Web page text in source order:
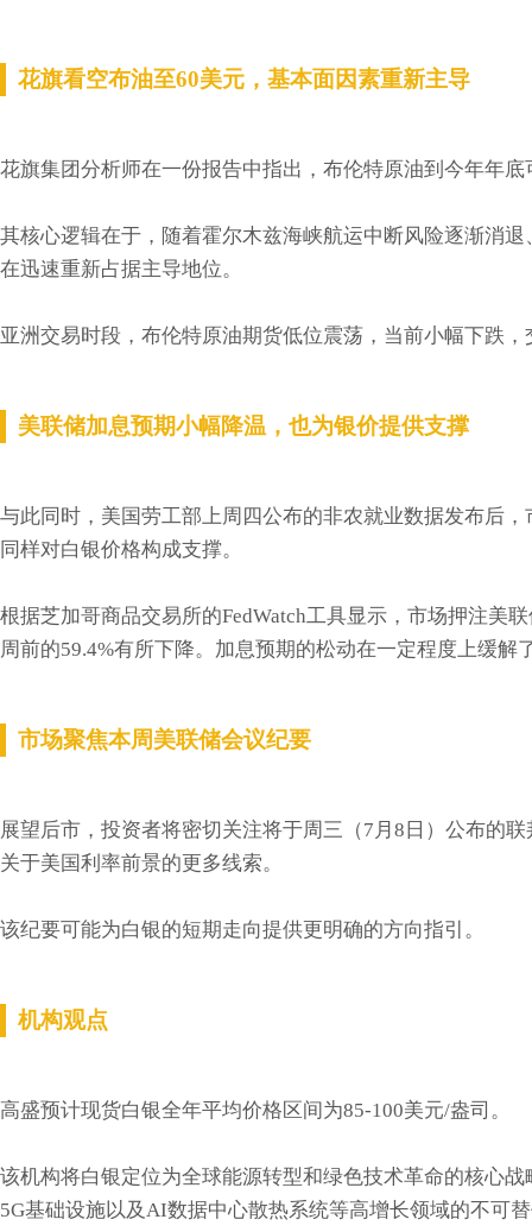
花旗看空布油至60美元，基本面因素重新主导
花旗集团分析师在一份报告中指出，布伦特原油到今年年
其核心逻辑在于，随着霍尔木兹海峡航运中断风险逐渐消
在迅速重新占据主导地位。
亚洲交易时段，布伦特原油期货低位震荡，当前小幅下跌
美联储加息预期小幅降温，也为银价提供支撑
与此同时，美国劳工部上周四公布的非农就业数据发布后
同样对白银价格构成支撑。
根据芝加哥商品交易所的FedWatch工具显示，市场押注美
周前的59.4%有所下降。加息预期的松动在一定程度上缓解
市场聚焦本周美联储会议纪要
展望后市，投资者将密切关注将于周三（7月8日）公布的
关于美国利率前景的更多线索。
该纪要可能为白银的短期走向提供更明确的方向指引。
机构观点
高盛预计现货白银全年平均价格区间为85-100美元/盎司。
该机构将白银定位为全球能源转型和绿色技术革命的核心
5G基础设施以及AI数据中心散热系统等高增长领域的不可